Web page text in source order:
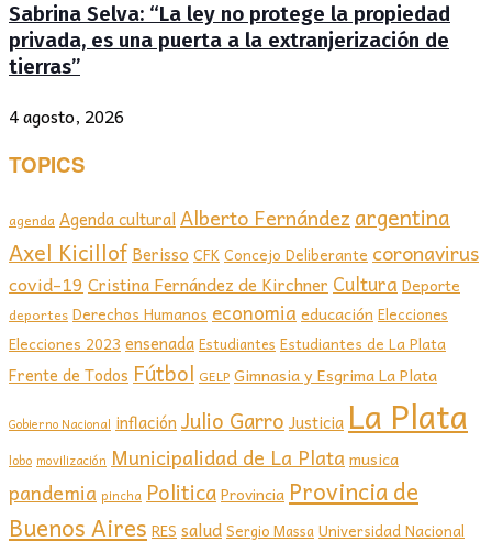
Sabrina Selva: “La ley no protege la propiedad
privada, es una puerta a la extranjerización de
tierras”
4 agosto, 2026
TOPICS
agenda Agenda culturalAlberto Fernández argentina
Axel Kicillof Berisso CFKConcejo Deliberante coronavirus
covid-19 Cristina Fernández de Kirchner Cultura Deporte
deportes Derechos Humanos economia educación Elecciones
Elecciones 2023 ensenada Estudiantes Estudiantes de La Plata
Frente de Todos Fútbol GELP Gimnasia y Esgrima La Plata
Gobierno Nacional inflación Julio Garro Justicia La Plata
lobo movilización Municipalidad de La Plata musica
pandemia pincha PoliticaProvincia Provincia de
Buenos Aires RES saludSergio MassaUniversidad Nacional